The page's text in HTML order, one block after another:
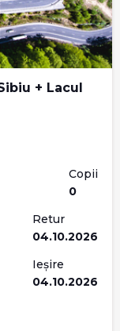
+ Lacul
Copii
0
Retur
04.10.2026
Ieșire
04.10.2026